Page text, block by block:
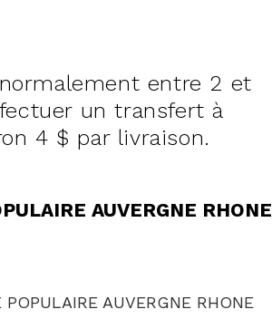
entre 2 et
un transfert à
4 $ par livraison.
AUVERGNE RHONE
POPULAIRE AUVERGNE RHONE